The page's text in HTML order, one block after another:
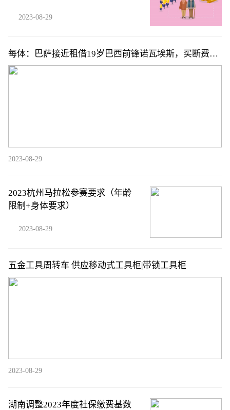
2023-08-29
每体：巴萨接近租借19岁巴西前锋诺瓦埃斯，买断费
300-400万欧
2023-08-29
2023杭州马拉松参赛要求（年龄
限制+身体要求）
2023-08-29
五金工具周转车 供应移动式工具柜|带锁工具柜
2023-08-29
湖南调整2023年度社保缴费基数